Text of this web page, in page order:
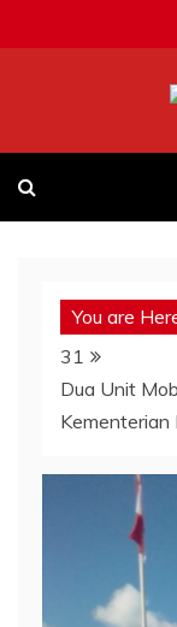
to
You are
31
Dua Unit
Kementerian